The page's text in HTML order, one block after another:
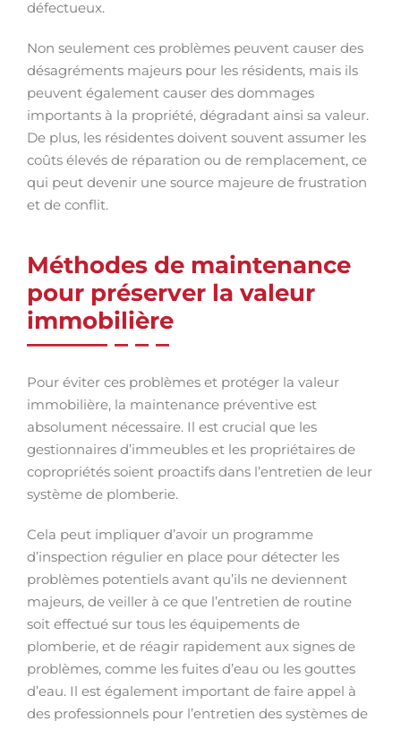
défectueux.
Non seulement ces problèmes peuvent causer des
désagréments majeurs pour les résidents, mais ils
peuvent également causer des dommages
importants à la propriété, dégradant ainsi sa valeur.
De plus, les résidentes doivent souvent assumer les
coûts élevés de réparation ou de remplacement, ce
qui peut devenir une source majeure de frustration
et de conflit.
Méthodes de maintenance
pour préserver la valeur
immobilière
Pour éviter ces problèmes et protéger la valeur
immobilière, la maintenance préventive est
absolument nécessaire. Il est crucial que les
gestionnaires d’immeubles et les propriétaires de
copropriétés soient proactifs dans l’entretien de leur
système de plomberie.
Cela peut impliquer d’avoir un programme
d’inspection régulier en place pour détecter les
problèmes potentiels avant qu’ils ne deviennent
majeurs, de veiller à ce que l’entretien de routine
soit effectué sur tous les équipements de
plomberie, et de réagir rapidement aux signes de
problèmes, comme les fuites d’eau ou les gouttes
d’eau. Il est également important de faire appel à
des professionnels pour l’entretien des systèmes de